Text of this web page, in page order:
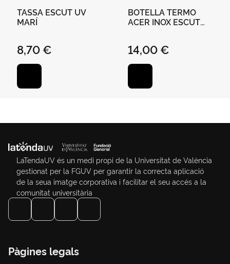
TASSA ESCUT UV
MARÍ
8,70 €
BOTELLA TERMO
ACER INOX ESCUT
14,00 €
LaTendaUV és un medi propi de la Universitat de València
gestionat per la FGUV per garantir la correcta aplicació
de la seua imatge corporativa i facilitar el seu accés a la
comunitat universitària
Pàgines legals